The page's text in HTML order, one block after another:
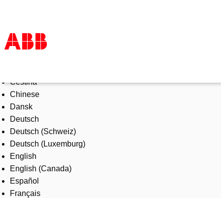
Products & Solutions
Industries
Services
About us
Where to buy
Contact us
Careers
Čeština
Chinese
Dansk
Deutsch
Deutsch (Schweiz)
Deutsch (Luxemburg)
English
English (Canada)
Español
Français